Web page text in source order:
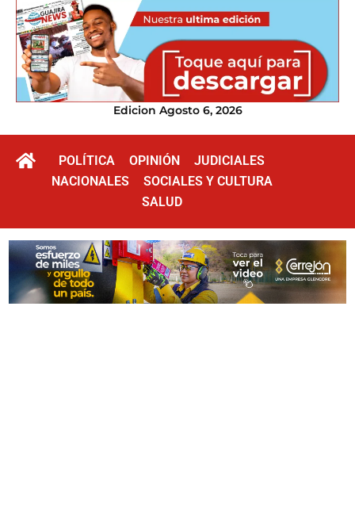
Edicion Agosto 6, 2026
POLÍTICA OPINIÓN
JUDICIALES
NACIONALES
SOCIALES Y CULTURA
SALUD